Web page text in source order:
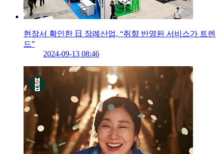
현장서 확인한 日 장례산업, “취향 반영된 서비스가 트렌
드”
2024-09-13 08:46